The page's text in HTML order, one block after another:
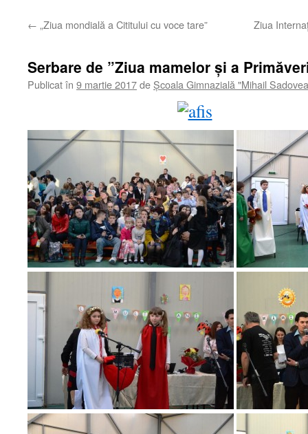
← „Ziua mondială a Cititului cu voce tare” Ziua
Serbare de ”Ziua mamelor și a
Publicat în 9 martie 2017de Școala Gimnazială "Mihail